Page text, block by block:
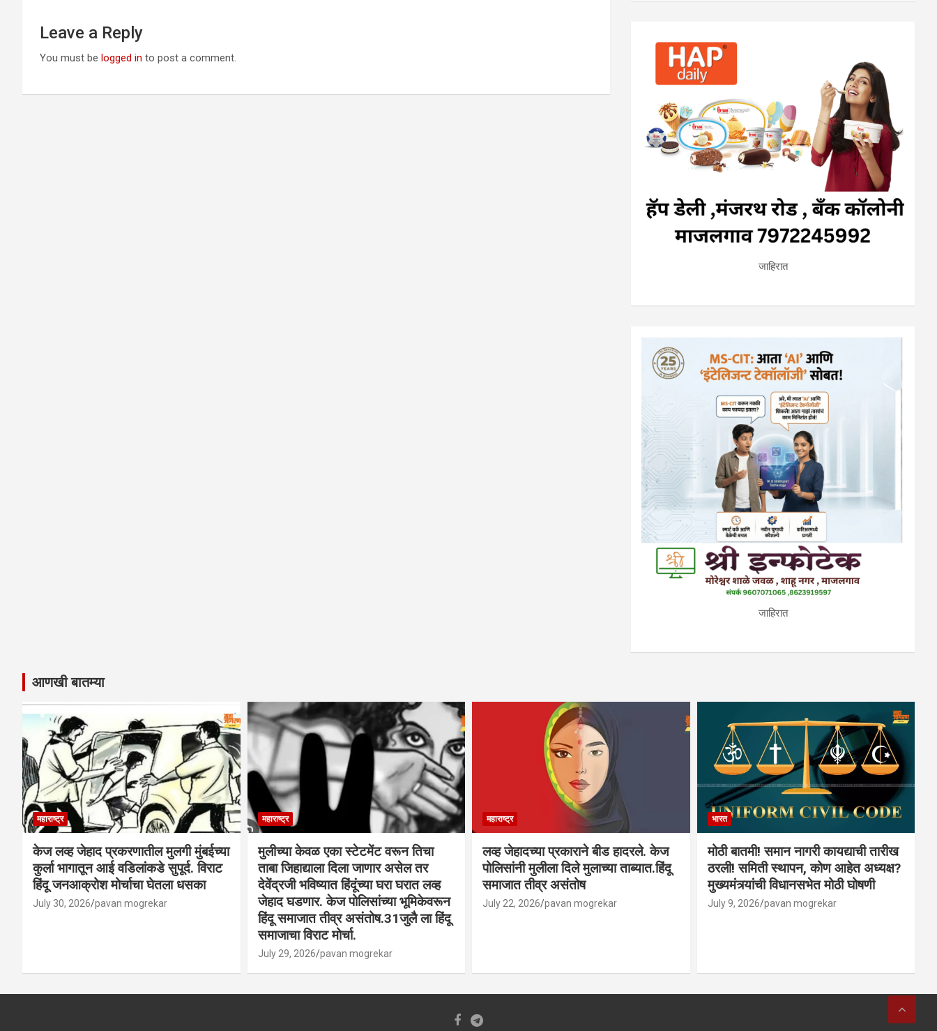
Leave a Reply
You must be logged in to post a comment.
जाहिरात
जाहिरात
आणखी बातम्या
महाराष्ट्र
केज लव्ह जेहाद प्रकरणातील मुलगी मुंबईच्या
कुर्ला भागातून आई वडिलांकडे सुपूर्द. विराट
हिंदू जनआक्रोश मोर्चाचा घेतला धसका
July 30, 2026 pavan mogrekar
महाराष्ट्र
मुलीच्या केवळ एका स्टेटमेंट वरून तिचा
ताबा जिहाद्याला दिला जाणार असेल तर
देवेंद्रजी भविष्यात हिंदूंच्या घरा घरात लव्ह
जेहाद घडणार. केज पोलिसांच्या भूमिकेवरून
हिंदू समाजात तीव्र असंतोष.31जुलै ला हिंदू
समाजाचा विराट मोर्चा.
July 29, 2026 pavan mogrekar
महाराष्ट्र
लव्ह जेहादच्या प्रकाराने बीड हादरले. केज
पोलिसांनी मुलीला दिले मुलाच्या ताब्यात.हिंदू
समाजात तीव्र असंतोष
July 22, 2026 pavan mogrekar
भारत
मोठी बातमी! समान नागरी कायद्याची तारीख
ठरली! समिती स्थापन, कोण आहेत अध्यक्ष?
मुख्यमंत्र्यांची विधानसभेत मोठी घोषणी
July 9, 2026 pavan mogrekar